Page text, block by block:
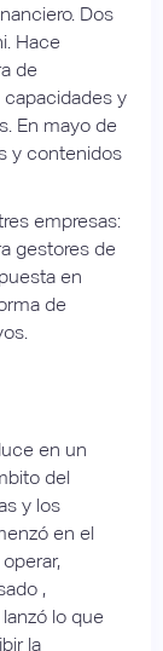
Dos
Hace
de
y
En mayo de
y contenidos
empresas:
gestores de
en
de
en un
del
y los
en el
,
lo que
la